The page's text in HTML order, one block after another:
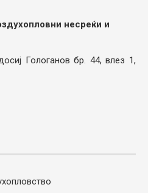
несреќи и
Гологанов бр. 44, влез 1,